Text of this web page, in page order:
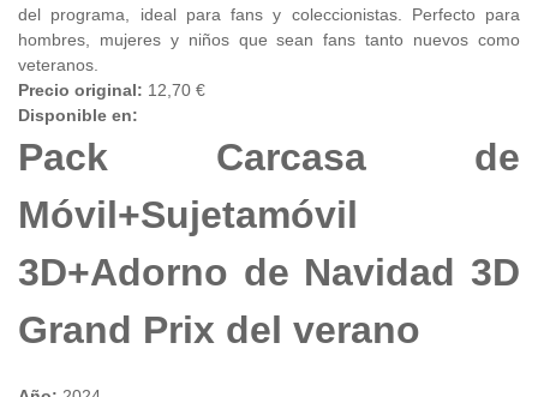
del programa, ideal para fans y coleccionistas. Perfecto para
hombres, mujeres y niños que sean fans tanto nuevos como
veteranos.
Precio original: 12,70 €
Disponible en:
Pack Carcasa de
Móvil+Sujetamóvil
3D+Adorno de Navidad 3D
Grand Prix del verano